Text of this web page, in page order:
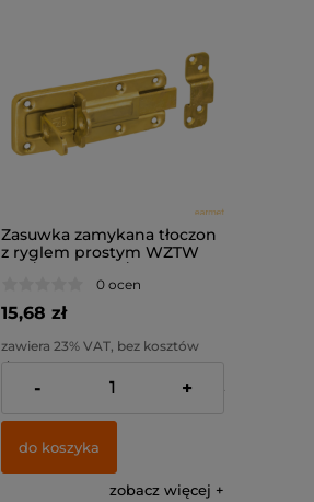
Zasuwka zamykana tłoczon
z ryglem prostym WZTW
0 ocen
15,68 zł
zawiera 23% VAT, bez kosztów
dostawy
Cena netto:
12,75 zł
- +
do koszyka
zobacz więcej